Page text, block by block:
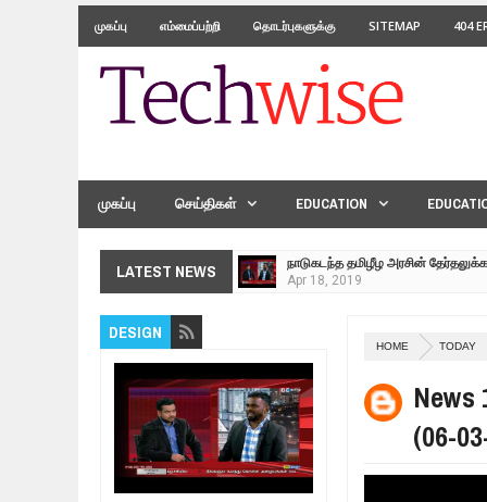
முகப்பு எம்மைப்பற்றி தொடர்புகளுக்கு SITEMAP 404
முகப்பு செய்திகள் EDUCATION
LATEST NEWS
Apr 18, 2019
தமிழ் தேசியம் VS திராவிடம் -
Apr 09, 2019
Mar
ஸ்ரீலங்கா ராணுவத்திடம்
Mar
மக்கள் போராட்டம் ஜெனீவாவிலிருந்து
Mar
HOME TODAY
News
(06-
DESIGN